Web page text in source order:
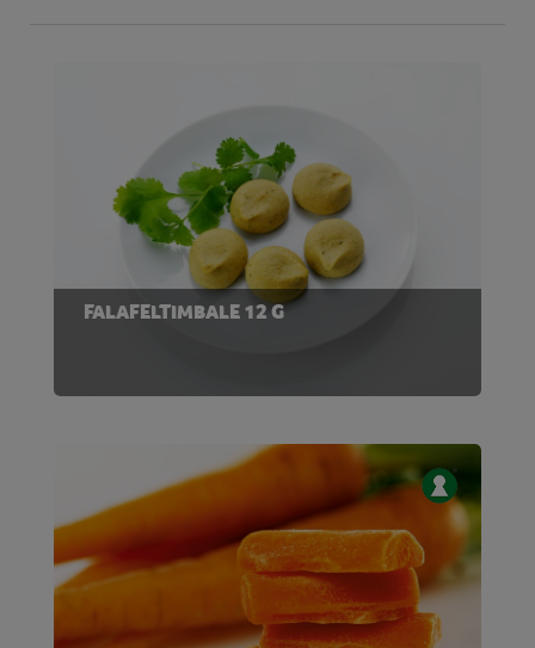
FALAFELTIMBALE 12 G